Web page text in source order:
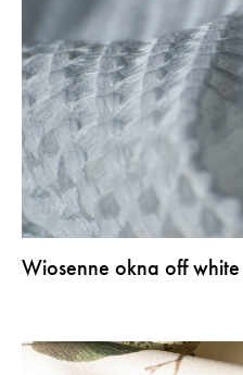
Wiosenne okna off white